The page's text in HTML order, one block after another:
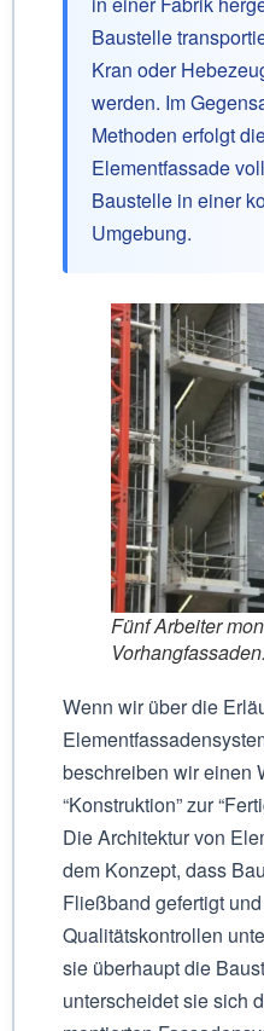
Baustelle
Kran oder
werden. Im
Methoden erfolgt
Elementfassade
Baustelle in einer
Umgebung.
Fünf Arbeiter
Vorhangfassaden.
Wenn wir über die
beschreiben wir einen
“Konstruktion” zur
Die Architektur von
dem Konzept, dass
Fließband gefertigt
Qualitätskontrollen
sie überhaupt die
unterscheidet sie sich